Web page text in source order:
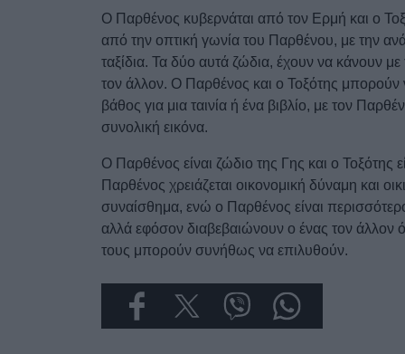
Ο Παρθένος κυβερνάται από τον Ερμή και ο
από την οπτική γωνία του Παρθένου, με την
ταξίδια. Τα δύο αυτά ζώδια, έχουν να κάνουν
τον άλλον. Ο Παρθένος και ο Τοξότης
βάθος για μια ταινία ή ένα βιβλίο, με τον
συνολική εικόνα.
Ο Παρθένος είναι ζώδιο της Γης και ο Τοξότης
Παρθένος χρειάζεται οικονομική δύναμη και
συναίσθημα, ενώ ο Παρθένος είναι
αλλά εφόσον διαβεβαιώνουν ο ένας τον άλλον
τους μπορούν συνήθως να επιλυθούν.